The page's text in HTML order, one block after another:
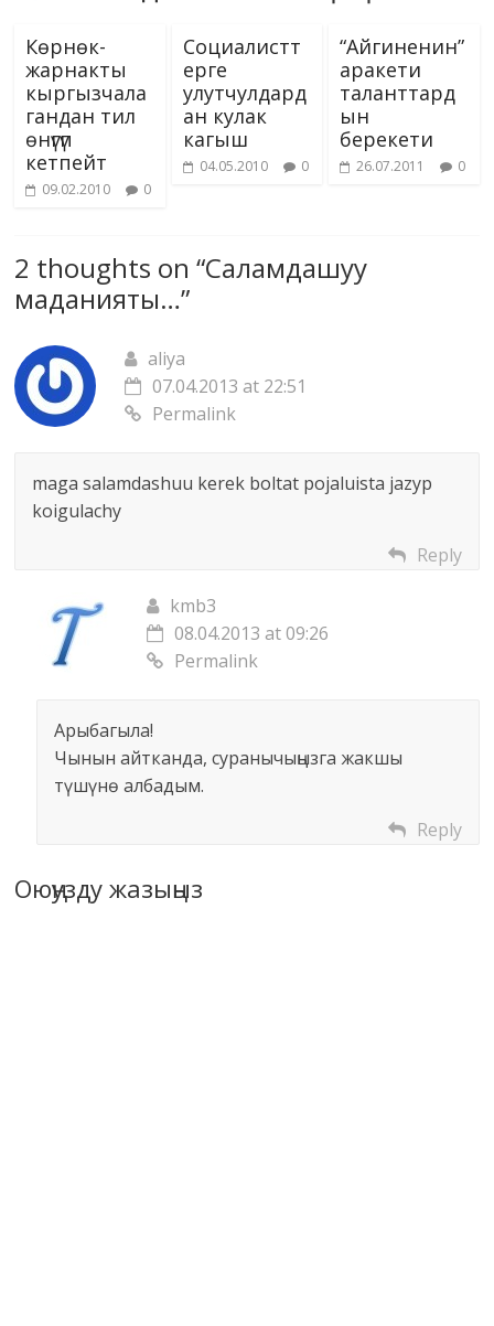
Көрнөк-
жарнакты
кыргызчала
гандан тил
өнүгүп
кетпейт
09.02.2010 0
Социалистт
ерге
улутчулдард
ан кулак
кагыш
04.05.2010 0
“Айгиненин”
аракети
таланттард
ын
берекети
26.07.2011 0
2 thoughts on “Саламдашуу
маданияты…”
aliya
07.04.2013 at 22:51
Permalink
maga salamdashuu kerek boltat pojaluista jazyp
koigulachy
Reply
kmb3
08.04.2013 at 09:26
Permalink
Арыбагыла!
Чынын айтканда, суранычыңызга жакшы
түшүнө албадым.
Reply
Оюңузду жазыңыз